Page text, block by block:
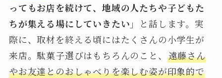
ってもお店を続けて、地域の人たちや子どもた
ちが集える場にしていきたい」
と話します。実
際に、取材を終える頃にはたくさんの小学生が
来店。駄菓子選びはもちろんのこと、 遠藤さん
やお友達とのおしゃべりを楽しむ姿が印象的で